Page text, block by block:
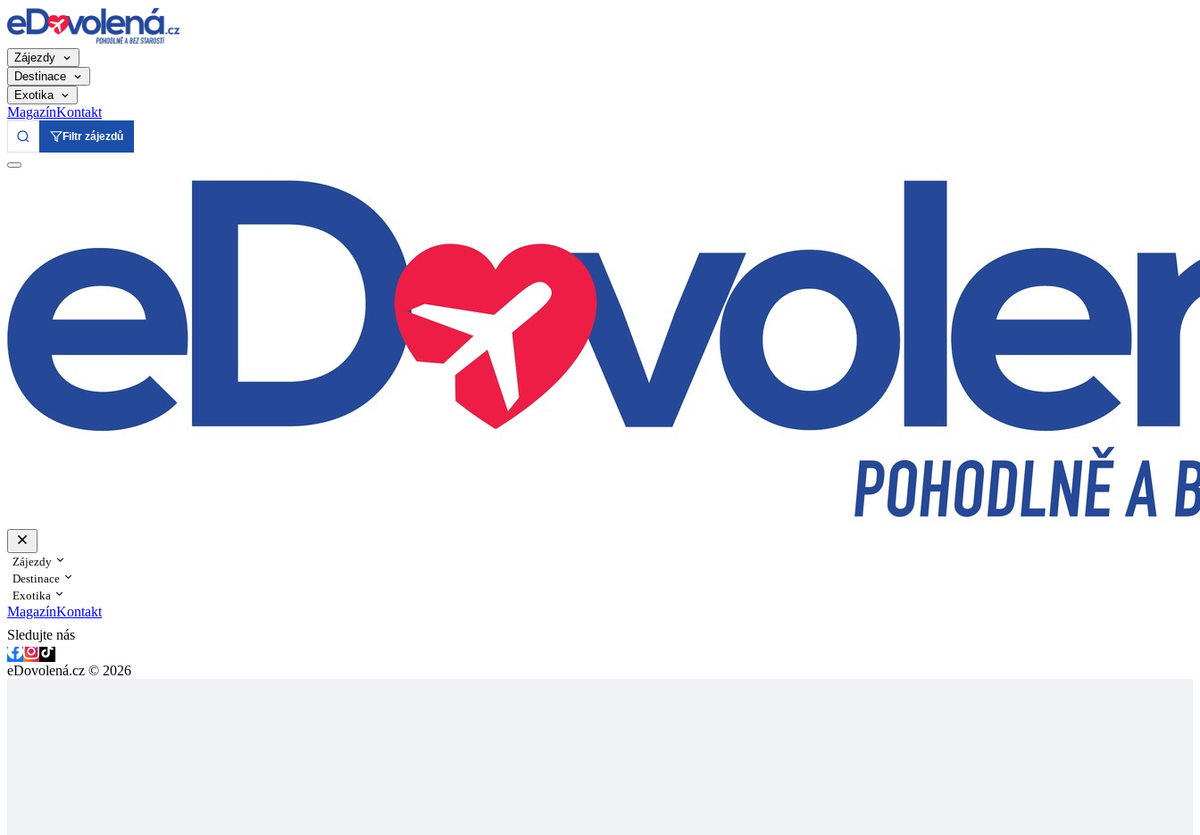
Zájezdy
Destinace
Exotika
MagazínKontakt
Filtr zájezdů
Zájezdy
Destinace
Exotika
MagazínKontakt
Sledujte nás
eDovolená.cz © 2026